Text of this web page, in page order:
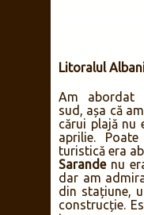
Litoralul
Am abordat
sud, așa că
cărui plajă nu
aprilie.
turistică era
Sarandenu
dar am
din stațiune,
construcție.